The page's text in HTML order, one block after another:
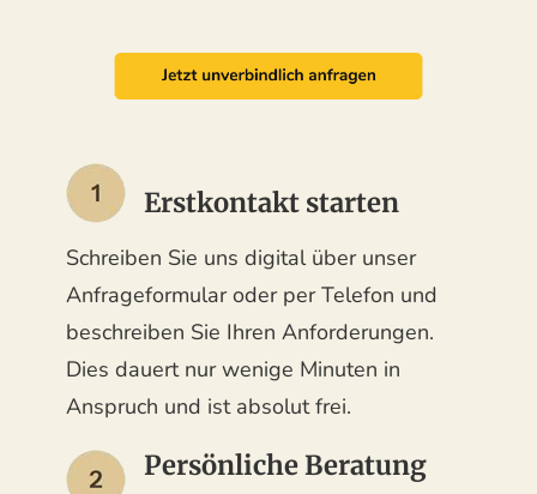
Erstkontakt starten
Schreiben Sie uns digital über unser
Anfrageformular oder per Telefon und
beschreiben Sie Ihren Anforderungen.
Dies dauert nur wenige Minuten in
Anspruch und ist absolut frei.
Persönliche Beratung